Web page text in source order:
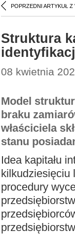
POPRZEDNI ARTYKUŁ Z
Struktura
08 kwietnia
Model
braku
właściciela
stanu
Idea kapitału
kilkudziesięciu
procedury